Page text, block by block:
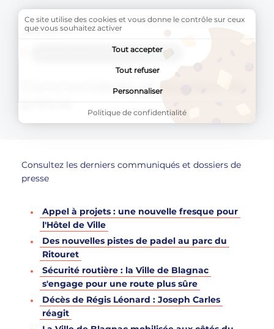
Accueil Espace presse Page active :
Communiqués et dossiers
de presse
AddToAny (share) est désactivé. Autoriser
Communiqués et dossiers de
Consultez les derniers communiqués et dossiers de
presse
Appel à projets : une nouvelle fresque pour
l'Hôtel de Ville
Des nouvelles pistes de padel au parc du
Ritouret
Sécurité routière : la Ville de Blagnac
s'engage pour une route plus sûre
Décès de Régis Léonard : Joseph Carles
réagit
Ce site utilise des cookies et vous donne le contrôle sur ceux
que vous souhaitez activer
Tout accepter
Tout refuser
Personnaliser
Politique de confidentialité